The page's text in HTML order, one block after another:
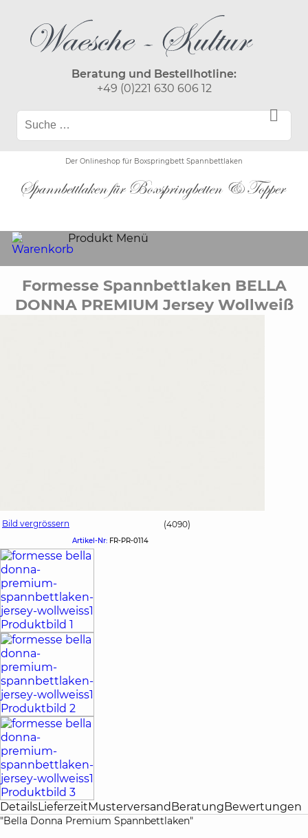
Beratung und Bestellhotline:
+49 (0)221 630 606 12
Der Onlineshop für Boxspringbett Spannbettlaken
Produkt Menü
Formesse Spannbettlaken BELLA
DONNA PREMIUM Jersey Wollweiß
Bild vergrössern (4090)
Artikel-Nr: FR-PR-0114
DetailsLieferzeitMusterversandBeratungBewertungen
"Bella Donna Premium Spannbettlaken"